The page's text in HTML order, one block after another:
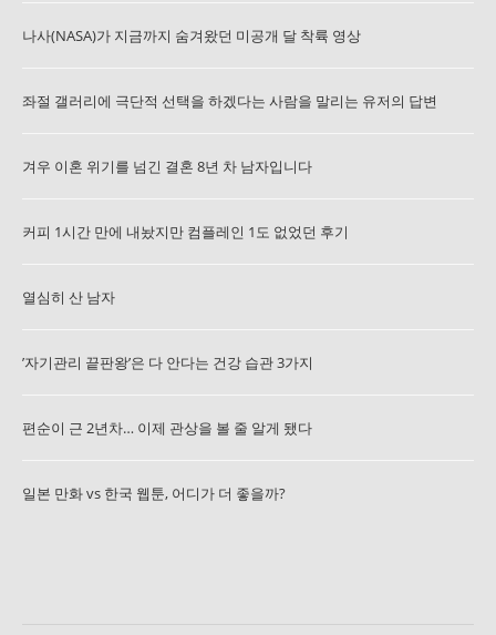
나사(NASA)가 지금까지 숨겨왔던 미공개 달 착륙 영상
좌절 갤러리에 극단적 선택을 하겠다는 사람을 말리는 유저의 답변
겨우 이혼 위기를 넘긴 결혼 8년 차 남자입니다
커피 1시간 만에 내놨지만 컴플레인 1도 없었던 후기
열심히 산 남자
’자기관리 끝판왕’은 다 안다는 건강 습관 3가지
편순이 근 2년차… 이제 관상을 볼 줄 알게 됐다
일본 만화 vs 한국 웹툰, 어디가 더 좋을까?